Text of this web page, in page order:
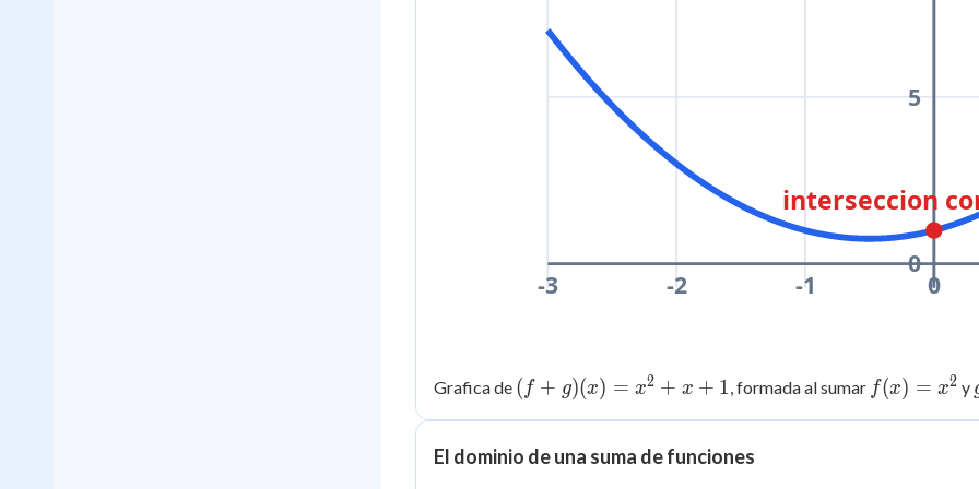
-3 -2 -1 0
0
5
interseccion
Grafica de (f+g)
+ x
(f + g)(x) = x2 + x + 1 , formada al sumar f(x)
f(x) = x2 y
El dominio de una suma de funciones